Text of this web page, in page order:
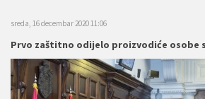
sreda, 16 decembar 2020 11:06
Prvo zaštitno odijelo proizvodiće osobe